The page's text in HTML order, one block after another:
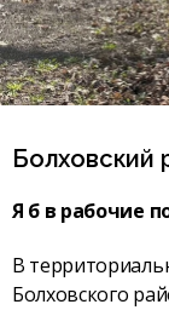
Болховский
Я б в рабочие
В
Болховского